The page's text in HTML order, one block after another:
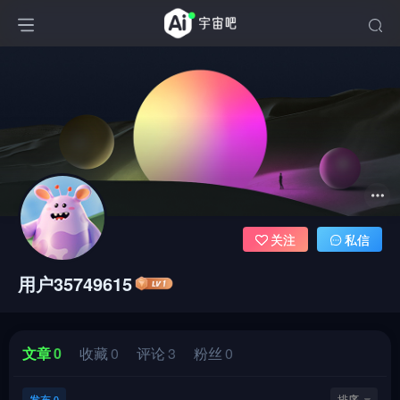
用户35749615
关注 私信
文章0 收藏0 评论 3 粉丝0